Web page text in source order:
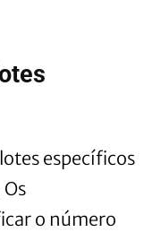
específicos
o número